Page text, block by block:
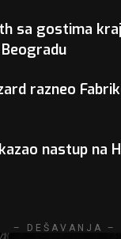
sa gostima
razneo
nastup na
– DEŠAVANJA –